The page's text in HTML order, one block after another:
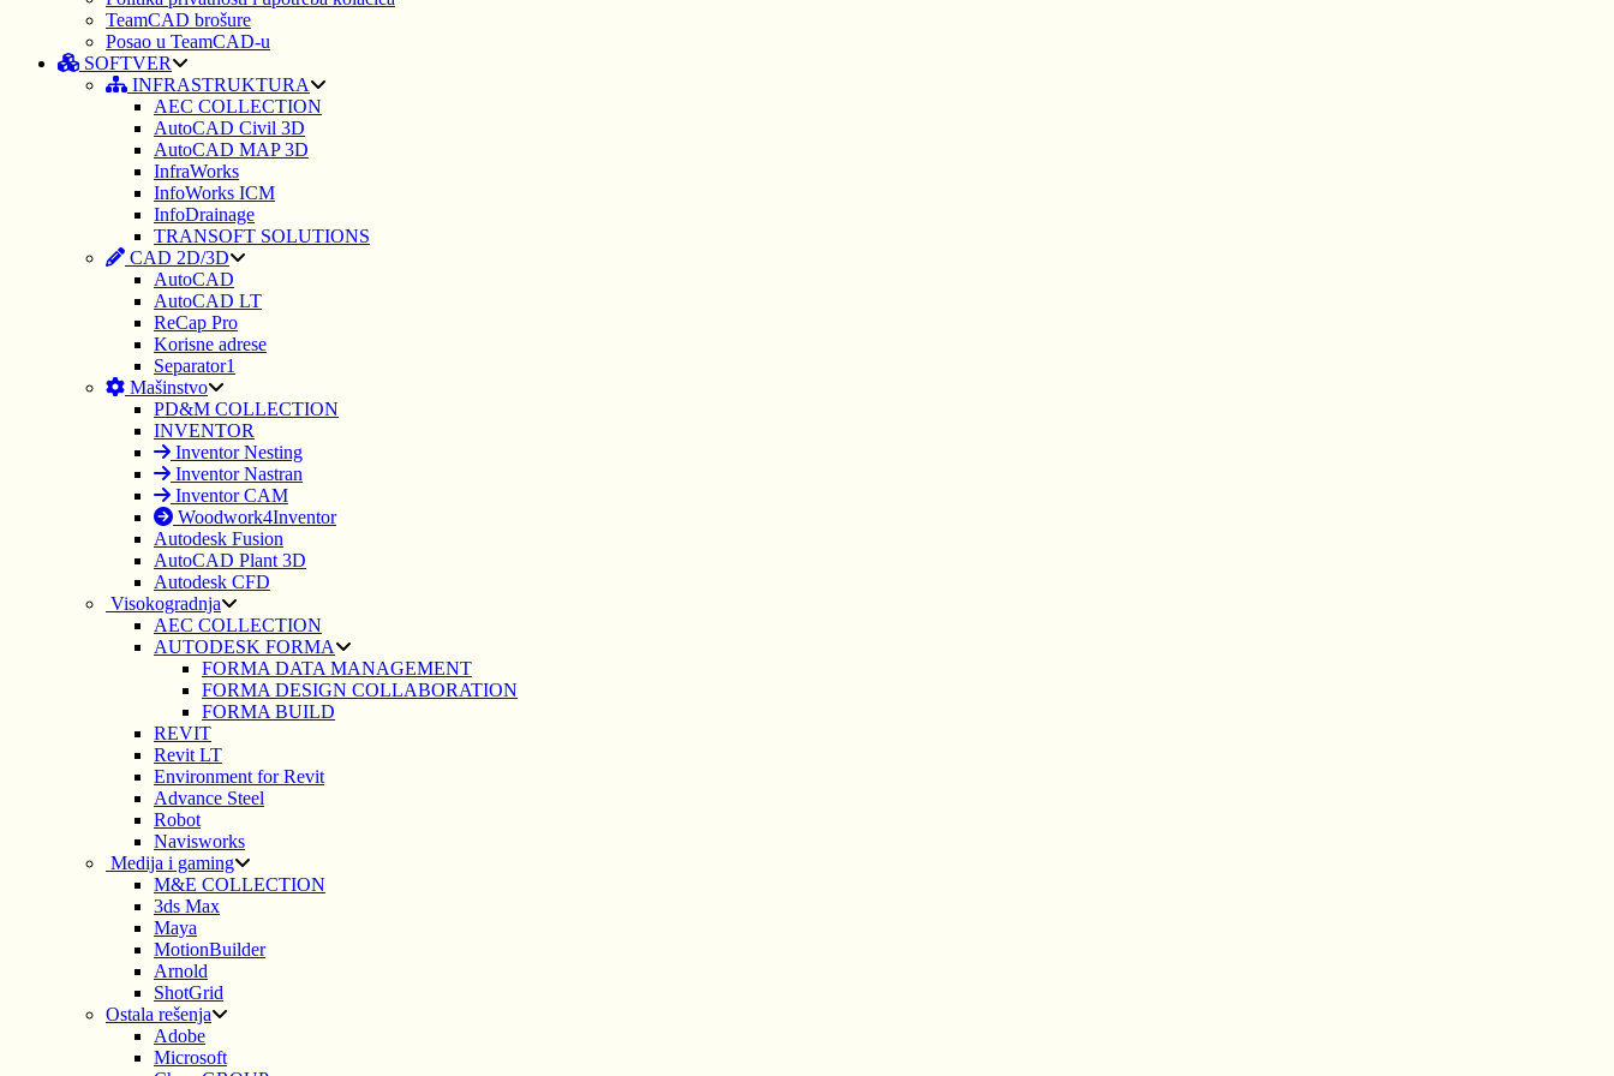
TeamCAD brošure
Posao u TeamCAD-u
SOFTVER
INFRASTRUKTURA
AEC COLLECTION
AutoCAD Civil 3D
AutoCAD MAP 3D
InfraWorks
InfoWorks ICM
InfoDrainage
TRANSOFT SOLUTIONS
CAD 2D/3D
AutoCAD
AutoCAD LT
ReCap Pro
Korisne adrese
Separator1
Mašinstvo
PD&M COLLECTION
INVENTOR
Inventor Nesting
Inventor Nastran
Inventor CAM
Woodwork4Inventor
Autodesk Fusion
AutoCAD Plant 3D
Autodesk CFD
Visokogradnja
AEC COLLECTION
AUTODESK FORMA
FORMA DATA MANAGEMENT
FORMA DESIGN COLLABORATION
FORMA BUILD
REVIT
Revit LT
Environment for Revit
Advance Steel
Robot
Navisworks
Medija i gaming
M&E COLLECTION
3ds Max
Maya
MotionBuilder
Arnold
ShotGrid
Ostala rešenja
Adobe
Microsoft